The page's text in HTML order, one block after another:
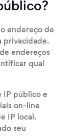
endereço de
privacidade.
endereços
qual
IP público e
on-line
IP local.
seu